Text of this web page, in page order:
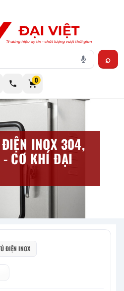
0
INOX 304,
- CƠ KHÍ ĐẠI
ĐIỆN INOX